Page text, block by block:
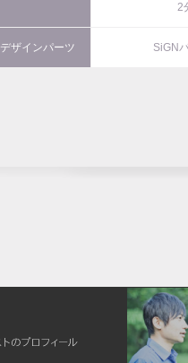
2
デザインパーツ SiGN